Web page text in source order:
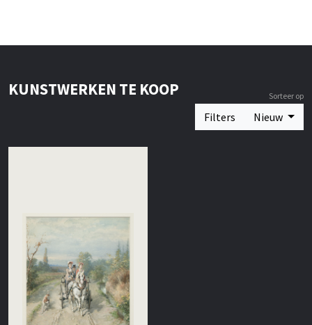
KUNSTWERKEN TE KOOP
Filters
Sorteer op
Nieuw